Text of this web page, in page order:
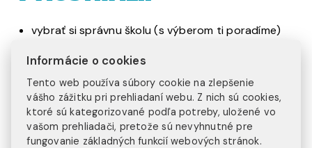
vybrať si správnu školu (s výberom ti poradíme)
absolvovať zápis a uhradiť prvú splátku školného a
poistenie
spracovať a pripraviť podklady na žiadosť o
študentské vízum
zaplatiť vízový poplatok austrálskym úradom
1000€
Informácie o cookies
Tento web používa súbory cookie na zlepšenie
vášho zážitku pri prehliadaní webu. Z nich sú cookies,
ktoré sú kategorizované podľa potreby, uložené vo
vašom prehliadači, pretože sú nevyhnutné pre
fungovanie základných funkcií webových stránok.